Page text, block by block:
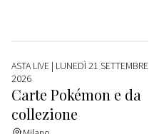
ASTA LIVE | LUNEDÌ 21 SETTEMBRE
2026
Carte Pokémon e da
collezione